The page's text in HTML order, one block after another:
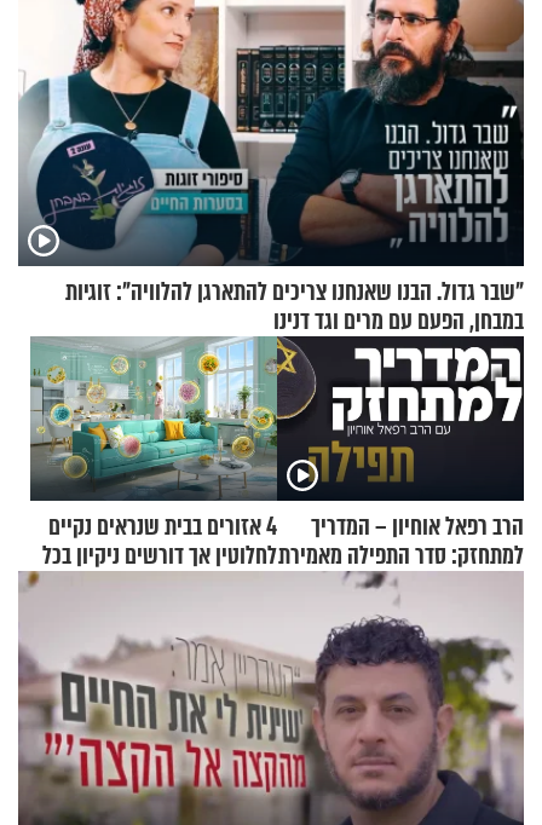
"שבר גדול. הבנו שאנחנו צריכים להתארגן להלוויה": זוגיות
במבחן, הפעם עם מרים וגד דנינו
הרב רפאל אוחיון – המדריך
למתחזק: סדר התפילה מאמירת
הקורבנות ועד קריאת שמע
4 אזורים בבית שנראים נקיים
לחלוטין אך דורשים ניקיון בכל